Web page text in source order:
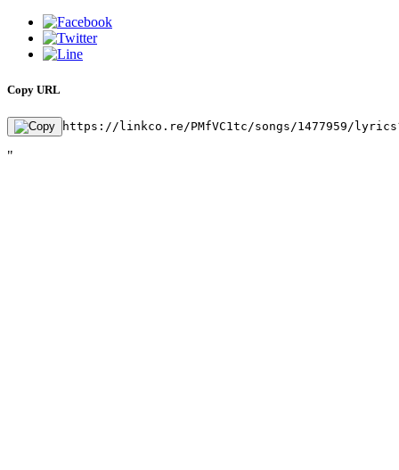
Copy URL
https://linkco.re/PMfVC1tc/songs/1477959/
"